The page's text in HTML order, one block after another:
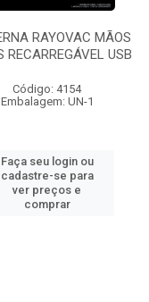
RAYOVAC MÃOS
RECARREGÁVEL USB
Código: 4154
Embalagem: UN-1
Faça seu login ou
cadastre-se para
ver preços e
comprar